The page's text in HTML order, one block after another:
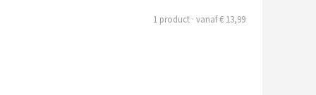
1 product · vanaf € 13,99